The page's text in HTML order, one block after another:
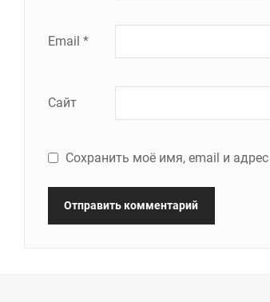
Email *
Сайт
Сохранить моё имя, email и